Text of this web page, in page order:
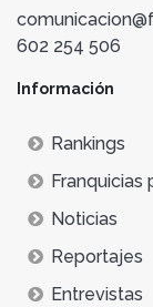
602 254 506
Información
Rankings
Franquicias
Noticias
Reportajes
Entrevistas